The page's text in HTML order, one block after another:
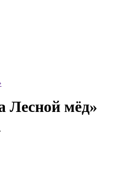
Лесной мёд»